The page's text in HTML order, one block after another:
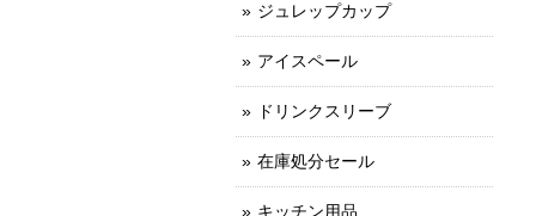
ジュレップカップ
アイスペール
ドリンクスリーブ
在庫処分セール
キッチン用品